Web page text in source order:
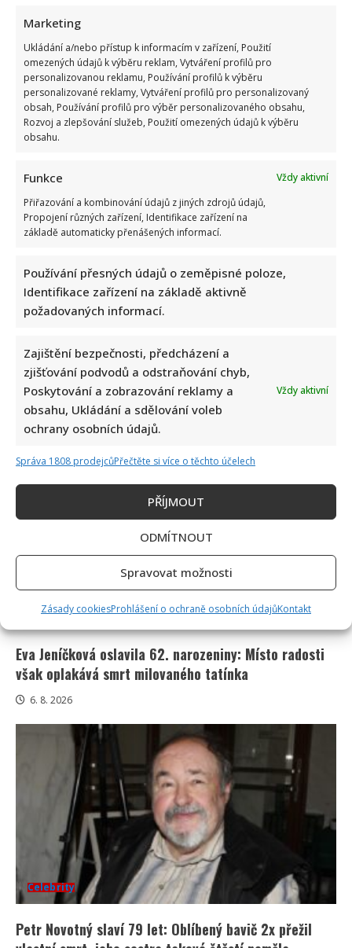
Marketing
Ukládání a/nebo přístup k informacím v zařízení, Použití
omezených údajů k výběru reklam, Vytváření profilů pro
personalizovanou reklamu, Používání profilů k výběru
personalizované reklamy, Vytváření profilů pro personalizovaný
obsah, Používání profilů pro výběr personalizovaného obsahu,
Rozvoj a zlepšování služeb, Použití omezených údajů k výběru
obsahu.
Funkce
Vždy aktivní
Přiřazování a kombinování údajů z jiných zdrojů údajů,
Propojení různých zařízení, Identifikace zařízení na
základě automaticky přenášených informací.
Používání přesných údajů o zeměpisné poloze,
Identifikace zařízení na základě aktivně
požadovaných informací.
Zajištění bezpečnosti, předcházení a
zjišťování podvodů a odstraňování chyb,
Poskytování a zobrazování reklamy a
obsahu, Ukládání a sdělování voleb
ochrany osobních údajů.
Vždy aktivní
Správa 1808 prodejcůPřečtěte si více o těchto účelech
PŘÍJMOUT
ODMÍTNOUT
Spravovat možnosti
Zásady cookiesProhlášení o ochraně osobních údajůKontakt
Celebrity
Petr Macinka se pochlubil vzácnými fotkami své
dcery z oslavy narozenin: Fanoušci lichotí celé rodině
Leoš Mareš odhalil, kolik stojí synovo studium na
Floridě: Jde o více než milion ročně
6. 8. 2026
Celebrity
Eva Jeníčková oslavila 62. narozeniny: Místo radosti
však oplakává smrt milovaného tatínka
6. 8. 2026
Celebrity
Petr Novotný slaví 79 let: Oblíbený bavič 2x přežil